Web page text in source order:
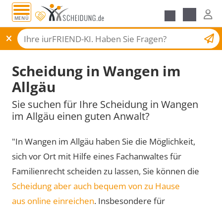
MENÜ
Scheidungsantrag
Scheidung in Wangen im
Allgäu
Sie suchen für Ihre Scheidung in Wangen
im Allgäu einen guten Anwalt?
"In Wangen im Allgäu haben Sie die Möglichkeit,
sich vor Ort mit Hilfe eines Fachanwaltes für
Familienrecht scheiden zu lassen, Sie können die
Scheidung aber auch bequem von zu Hause
aus online einreichen. Insbesondere für